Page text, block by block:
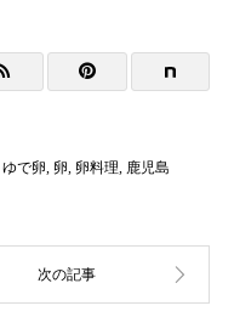
ゆで卵, 卵, 卵料理, 鹿児島